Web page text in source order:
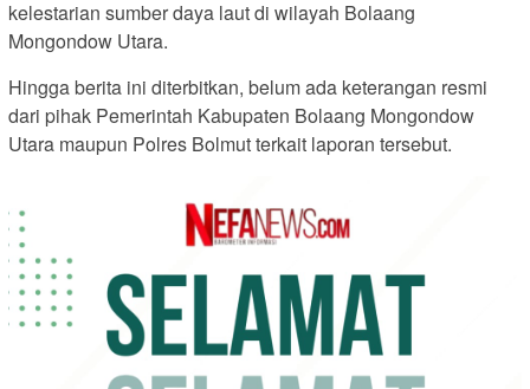
kelestarian sumber daya laut di wilayah Bolaang
Mongondow Utara.
Hingga berita ini diterbitkan, belum ada keterangan resmi
dari pihak Pemerintah Kabupaten Bolaang Mongondow
Utara maupun Polres Bolmut terkait laporan tersebut.